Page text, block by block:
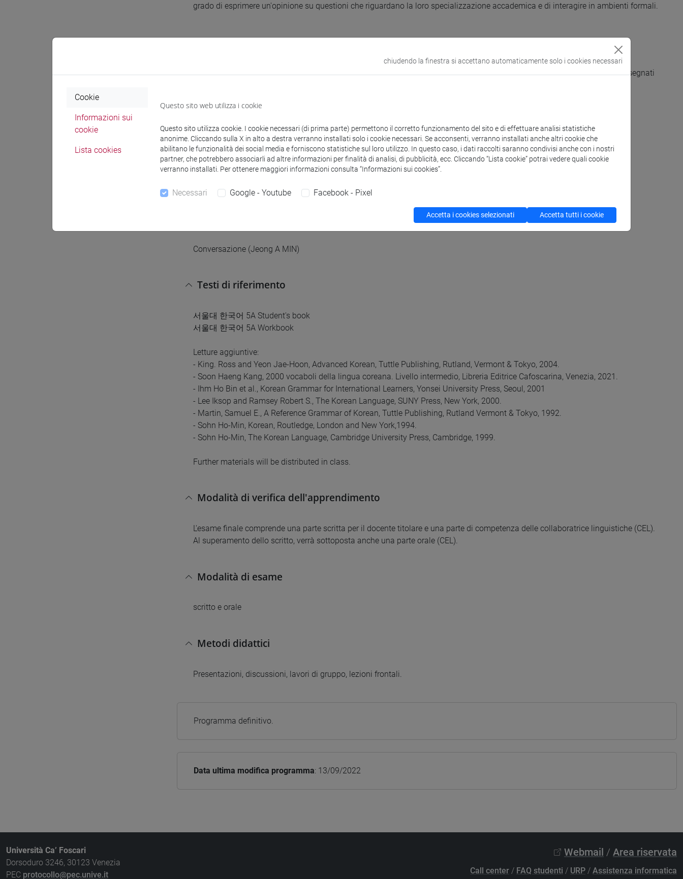
grado di esprimere un'opinione su questioni che riguardano la loro specializzazione accademica e di interagire in ambienti formali.
Prerequisiti
I partecipanti devono avere un'alta competenza intermedia del coreano. Hanno bisogno di preparare e ripetere contenuti insegnati
Comprensione e utilizzo la grammatica coreana intermedia e avanzata (Soon Haeng KANG)
Esercitazioni su manuale e comprensione testuale (Jeong A MIN)
Esercitazioni di ascolto, produzione orale e interazione. Comprensione del testo (Jeong A MIN).
Conversazione (Jeong A MIN)
Testi di riferimento
서울대 한국어 5A Student's book
서울대 한국어 5A Workbook
Letture aggiuntive:
- King. Ross and Yeon Jae-Hoon, Advanced Korean, Tuttle Publishing, Rutland, Vermont & Tokyo, 2004.
- Soon Haeng Kang, 2000 vocaboli della lingua coreana. Livello intermedio, Libreria Editrice Cafoscarina, Venezia, 2021.
- Ihm Ho Bin et al., Korean Grammar for International Learners, Yonsei University Press, Seoul, 2001
- Lee Iksop and Ramsey Robert S., The Korean Language, SUNY Press, New York, 2000.
- Martin, Samuel E., A Reference Grammar of Korean, Tuttle Publishing, Rutland Vermont & Tokyo, 1992.
- Sohn Ho-Min, Korean, Routledge, London and New York,1994.
- Sohn Ho-Min, The Korean Language, Cambridge University Press, Cambridge, 1999.
Further materials will be distributed in class.
Modalità di verifica dell'apprendimento
L'esame finale comprende una parte scritta per il docente titolare e una parte di competenza delle collaboratrice linguistiche (CEL).
Al superamento dello scritto, verrà sottoposta anche una parte orale (CEL).
Modalità di esame
scritto e orale
Metodi didattici
Presentazioni, discussioni, lavori di gruppo, lezioni frontali.
Programma definitivo.
Data ultima modifica programma: 13/09/2022
Università Ca’ Foscari
Dorsoduro 3246, 30123 Venezia
PEC protocollo@pec.unive.it
Webmail / Area riservata
Call center / FAQ studenti / URP / Assistenza informatica
chiudendo la finestra si accettano automaticamente solo i cookies necessari
Cookie
Informazioni sui
cookie
Lista cookies
Questo sito web utilizza i cookie
Questo sito utilizza cookie. I cookie necessari (di prima parte) permettono il corretto funzionamento del sito e di effettuare analisi statistiche
anonime. Cliccando sulla X in alto a destra verranno installati solo i cookie necessari. Se acconsenti, verranno installati anche altri cookie che
abilitano le funzionalità dei social media e forniscono statistiche sul loro utilizzo. In questo caso, i dati raccolti saranno condivisi anche con i nostri
partner, che potrebbero associarli ad altre informazioni per finalità di analisi, di pubblicità, ecc. Cliccando “Lista cookie” potrai vedere quali cookie
verranno installati. Per ottenere maggiori informazioni consulta “Informazioni sui cookies”.
Necessari Google - Youtube Facebook - Pixel
Accetta i cookies selezionati Accetta tutti i cookie